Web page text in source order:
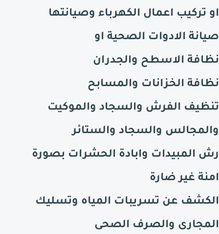
او تركيب اعمال الكهرباء وصيانتها
صيانة الادوات الصحية او
نظافة الاسطح والجدران
نظافة الخزانات والمسابح
تنظيف الفرش والسجاد والموكيت
والمجالس والسجاد والستائر
رش المبيدات وابادة الحشرات بصورة
امنة غير ضارة
الكشف عن تسريبات المياه وتسليك
المجارى والصرف الصحى